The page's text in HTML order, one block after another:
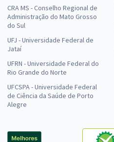
CRA MS - Conselho Regional de
Administração do Mato Grosso
do Sul
UFJ - Universidade Federal de
Jataí
UFRN - Universidade Federal do
Rio Grande do Norte
UFCSPA - Universidade Federal
de Ciência da Saúde de Porto
Alegre